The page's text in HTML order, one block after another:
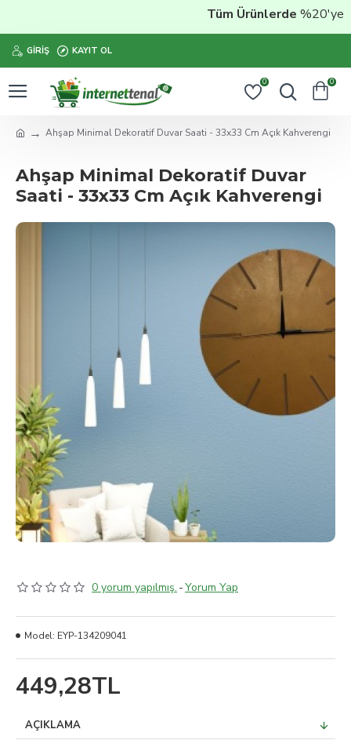
Tüm Ürünlerde%20'ye
GIRIŞ KAYIT OL
0 0
Ahşap Minimal Dekoratif Duvar Saati - 33x33 Cm Açık Kahverengi
Ahşap Minimal Dekoratif Duvar
Saati - 33x33 Cm Açık Kahverengi
0 yorum yapılmış. -Yorum Yap
449,28TL
Model: EYP-134209041
AÇIKLAMA